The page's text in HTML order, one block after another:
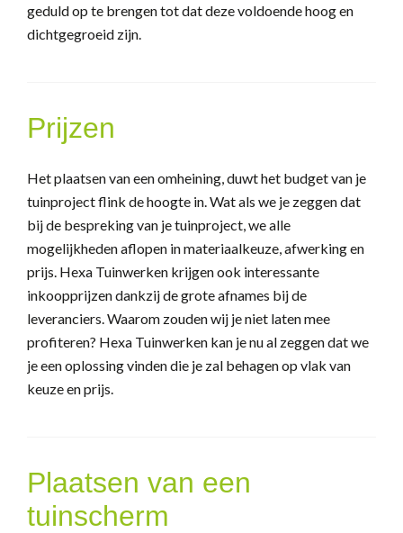
geduld op te brengen tot dat deze voldoende hoog en
dichtgegroeid zijn.
Prijzen
Het plaatsen van een omheining, duwt het budget van je
tuinproject flink de hoogte in. Wat als we je zeggen dat
bij de bespreking van je tuinproject, we alle
mogelijkheden aflopen in materiaalkeuze, afwerking en
prijs. Hexa Tuinwerken krijgen ook interessante
inkoopprijzen dankzij de grote afnames bij de
leveranciers. Waarom zouden wij je niet laten mee
profiteren? Hexa Tuinwerken kan je nu al zeggen dat we
je een oplossing vinden die je zal behagen op vlak van
keuze en prijs.
Plaatsen van een
tuinscherm